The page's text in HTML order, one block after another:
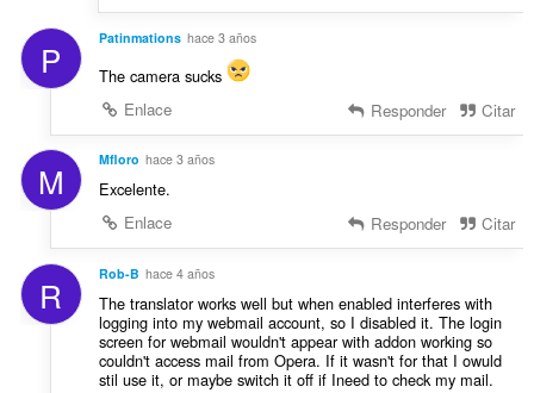
P Patinmations hace 3 años
The camera sucks
Enlace
Responder Citar
M Mfloro hace 3 años
Excelente.
Enlace
Responder Citar
R Rob-B hace 4 años
The translator works well but when enabled interferes with
logging into my webmail account, so I disabled it. The login
screen for webmail wouldn't appear with addon working so
couldn't access mail from Opera. If it wasn't for that I owuld
stil use it, or maybe switch it off if Ineed to check my mail.